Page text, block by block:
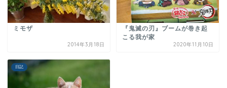
ミモザ
2014年3月18日
『鬼滅の刃』ブームが巻き起
こる我が家
2020年11月10日
日記